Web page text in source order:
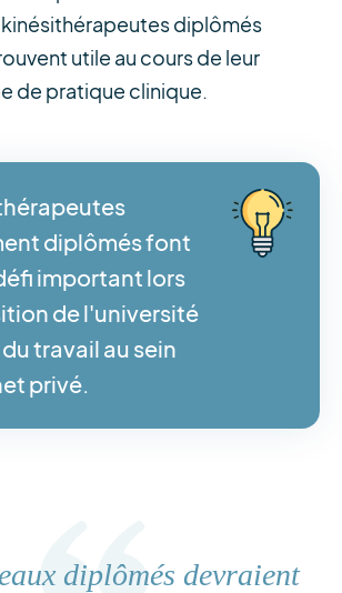
kinésithérapeutes diplômés
utile au cours de leur
de pratique clinique.
diplômés font
important lors
de l'université
travail au sein
privé.
diplômés devraient